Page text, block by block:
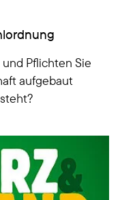
Pflichten Sie
aufgebaut